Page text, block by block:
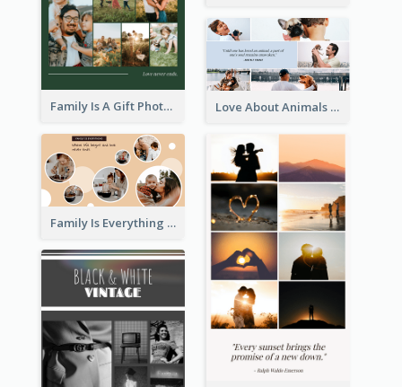
Family Is A Gift Photo Collage Love About Animals Photo Collage
Family Is Everything Photo Collage